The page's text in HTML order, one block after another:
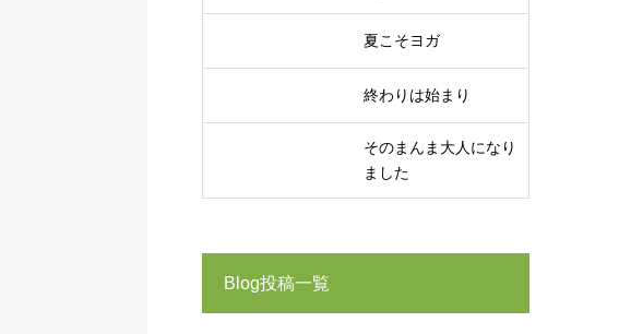
夏こそヨガ
終わりは始まり
そのまんま大人になり
ました
Blog投稿一覧